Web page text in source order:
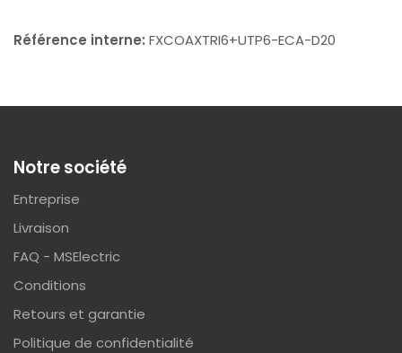
Référence interne: FXCOAXTRI6+UTP6-ECA-D20
Notre société
Entreprise
Livraison
FAQ - MSElectric
Conditions
Retours et garantie
Politique de confidentialité